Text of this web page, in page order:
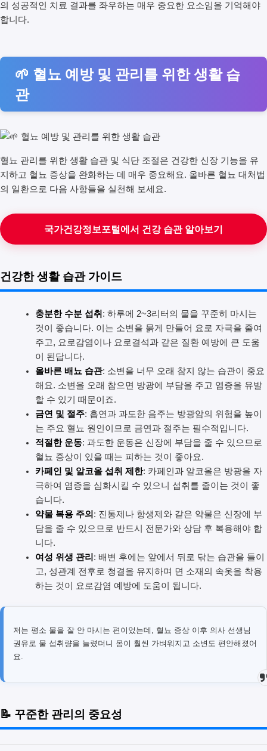
의 성공적인 치료 결과를 좌우하는 매우 중요한 요소임을 기억해야
합니다.
🌱 혈뇨 예방 및 관리를 위한 생활 습
관
혈뇨 관리를 위한 생활 습관 및 식단 조절은 건강한 신장 기능을 유
지하고 혈뇨 증상을 완화하는 데 매우 중요해요. 올바른 혈뇨 대처법
의 일환으로 다음 사항들을 실천해 보세요.
국가건강정보포털에서 건강 습관 알아보기
건강한 생활 습관 가이드
충분한 수분 섭취 : 하루에 2~3리터의 물을 꾸준히 마시는
것이 좋습니다. 이는 소변을 묽게 만들어 요로 자극을 줄여
주고, 요로감염이나 요로결석과 같은 질환 예방에 큰 도움
이 된답니다.
올바른 배뇨 습관: 소변을 너무 오래 참지 않는 습관이 중요
해요. 소변을 오래 참으면 방광에 부담을 주고 염증을 유발
할 수 있기 때문이죠.
금연 및 절주: 흡연과 과도한 음주는 방광암의 위험을 높이
는 주요 혈뇨 원인이므로 금연과 절주는 필수적입니다.
적절한 운동: 과도한 운동은 신장에 부담을 줄 수 있으므로
혈뇨 증상이 있을 때는 피하는 것이 좋아요.
카페인 및 알코올 섭취 제한: 카페인과 알코올은 방광을 자
극하여 염증을 심화시킬 수 있으니 섭취를 줄이는 것이 좋
습니다.
약물 복용 주의 : 진통제나 항생제와 같은 약물은 신장에 부
담을 줄 수 있으므로 반드시 전문가와 상담 후 복용해야 합
니다.
여성 위생 관리 : 배변 후에는 앞에서 뒤로 닦는 습관을 들이
고, 성관계 전후로 청결을 유지하며 면 소재의 속옷을 착용
하는 것이 요로감염 예방에 도움이 됩니다.
저는 평소 물을 잘 안 마시는 편이었는데, 혈뇨 증상 이후 의사 선생님
권유로 물 섭취량을 늘렸더니 몸이 훨씬 가벼워지고 소변도 편안해졌어
요.
📝 꾸준한 관리의 중요성